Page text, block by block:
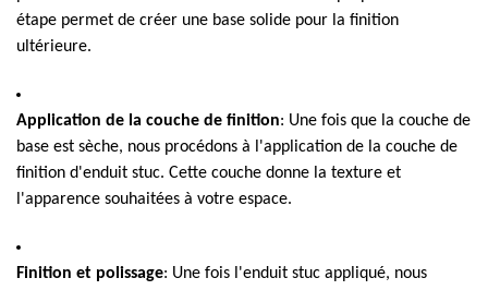
étape permet de créer une base solide pour la finition
ultérieure.
Application de la couche de finition: Une fois que la couche de
base est sèche, nous procédons à l'application de la couche de
finition d'enduit stuc. Cette couche donne la texture et
l'apparence souhaitées à votre espace.
Finition et polissage: Une fois l'enduit stuc appliqué, nous